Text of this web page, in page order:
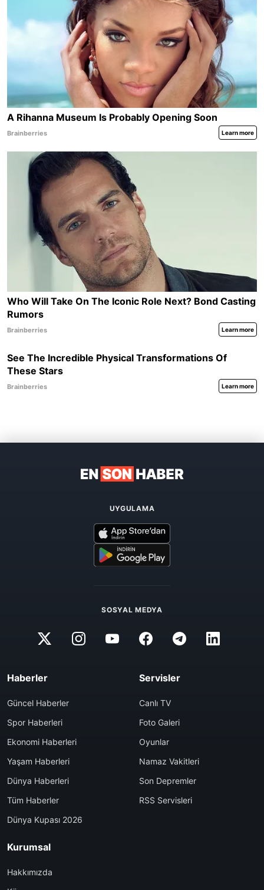
UYGULAMA
SOSYAL MEDYA
Haberler
Güncel Haberler
Spor Haberleri
Ekonomi Haberleri
Yaşam Haberleri
Dünya Haberleri
Tüm Haberler
Dünya Kupası 2026
Servisler
Canlı TV
Foto Galeri
Oyunlar
Namaz Vakitleri
Son Depremler
RSS Servisleri
Kurumsal
Hakkımızda